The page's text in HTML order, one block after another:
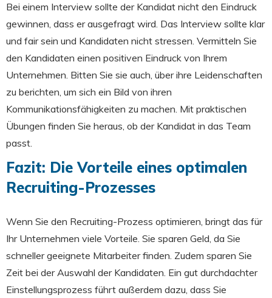
Bei einem Interview sollte der Kandidat nicht den Eindruck
gewinnen, dass er ausgefragt wird. Das Interview sollte klar
und fair sein und Kandidaten nicht stressen. Vermitteln Sie
den Kandidaten einen positiven Eindruck von Ihrem
Unternehmen. Bitten Sie sie auch, über ihre Leidenschaften
zu berichten, um sich ein Bild von ihren
Kommunikationsfähigkeiten zu machen. Mit praktischen
Übungen finden Sie heraus, ob der Kandidat in das Team
passt.
Fazit: Die Vorteile eines optimalen
Recruiting-Prozesses
Wenn Sie den Recruiting-Prozess optimieren, bringt das für
Ihr Unternehmen viele Vorteile. Sie sparen Geld, da Sie
schneller geeignete Mitarbeiter finden. Zudem sparen Sie
Zeit bei der Auswahl der Kandidaten. Ein gut durchdachter
Einstellungsprozess führt außerdem dazu, dass Sie